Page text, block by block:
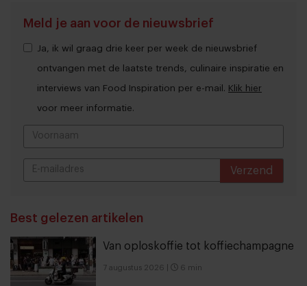
Meld je aan voor de nieuwsbrief
Ja, ik wil graag drie keer per week de nieuwsbrief
ontvangen met de laatste trends, culinaire inspiratie en
interviews van Food Inspiration per e-mail. Klik hier
voor meer informatie.
Verzend
Best gelezen artikelen
Van oploskoffie tot koffiechampagne
7 augustus 2026 6 min